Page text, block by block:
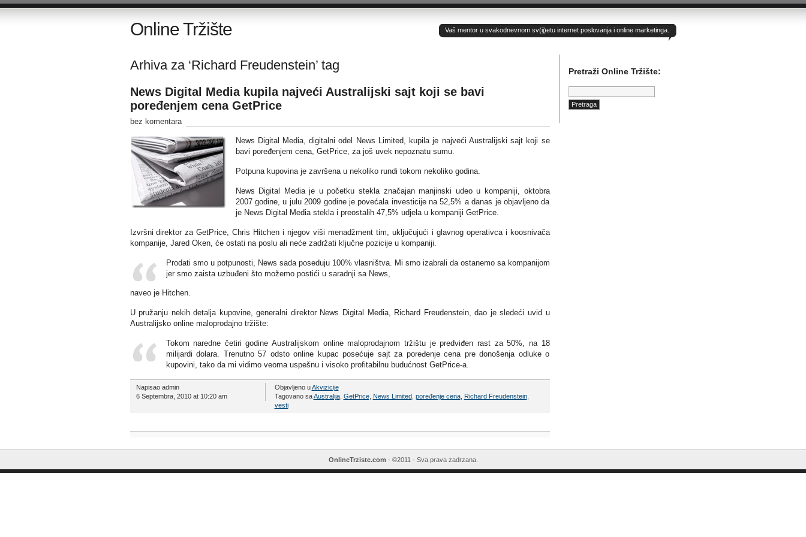
Online Tržište Vaš mentor u svakodnevnom sv(ij)etu internet poslovanja i online marketinga.
Arhiva za ‘Richard Freudenstein’ tag
News Digital Media kupila najveći Australijski sajt koji se bavi
poređenjem cena GetPrice
bez komentara
News Digital Media, digitalni odel News Limited, kupila je najveći Australijski sajt koji se
bavi poređenjem cena, GetPrice, za još uvek nepoznatu sumu.
Potpuna kupovina je završena u nekoliko rundi tokom nekoliko godina.
News Digital Media je u početku stekla značajan manjinski udeo u kompaniji, oktobra
2007 godine, u julu 2009 godine je povećala investicije na 52,5% a danas je objavljeno da
je News Digital Media stekla i preostalih 47,5% udjela u kompaniji GetPrice.
Izvršni direktor za GetPrice, Chris Hitchen i njegov viši menadžment tim, uključujući i glavnog operativca i koosnivača
kompanije, Jared Oken, će ostati na poslu ali neće zadržati ključne pozicije u kompaniji.
Prodati smo u potpunosti, News sada poseduju 100% vlasništva. Mi smo izabrali da ostanemo sa kompanijom
jer smo zaista uzbuđeni što možemo postići u saradnji sa News,
naveo je Hitchen.
U pružanju nekih detalja kupovine, generalni direktor News Digital Media, Richard Freudenstein, dao je sledeći uvid u
Australijsko online maloprodajno tržište:
Tokom naredne četiri godine Australijskom online maloprodajnom tržištu je predviđen rast za 50%, na 18
milijardi dolara. Trenutno 57 odsto online kupac posećuje sajt za poređenje cena pre donošenja odluke o
kupovini, tako da mi vidimo veoma uspešnu i visoko profitabilnu budućnost GetPrice-a.
Napisao admin
6 Septembra, 2010 at 10:20 am
Objavljeno uAkvizicije
Tagovano saAustralija, GetPrice, News Limited, poređenje cena, Richard Freudenstein,
vesti
Pretraži Online Tržište:
Pretraga:
OnlineTrziste.com - ©2011 - Sva prava zadrzana.